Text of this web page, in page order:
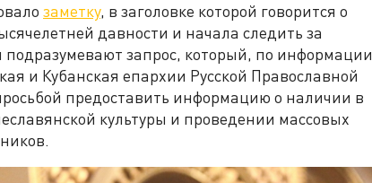
заметку, в заголовке которой говорится о
давности и начала следить за
запрос, который, по информации
и Кубанская епархии Русской Православной
предоставить информацию о наличии в
культуры и проведении массовых